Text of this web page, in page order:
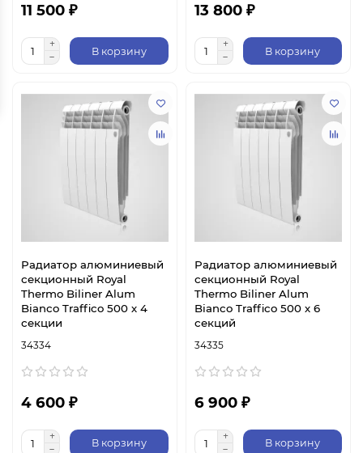
11 500 ₽
В корзину
13 800 ₽
В корзину
Радиатор алюминиевый
секционный Royal
Thermo Biliner Alum
Bianco Traffico 500 х 4
секции
34334
4 600 ₽
В корзину
Радиатор алюминиевый
секционный Royal
Thermo Biliner Alum
Bianco Traffico 500 х 6
секций
34335
6 900 ₽
В корзину